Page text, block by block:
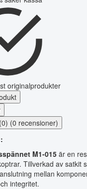
originalprodukter
(0 recensioner)
M1-015 är en
Tillverkad av satkit
mellan
integritet.